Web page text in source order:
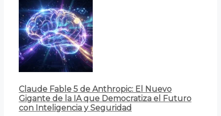
Claude Fable 5 de Anthropic: El Nuevo
Gigante de la IA que Democratiza el Futuro
con Inteligencia y Seguridad